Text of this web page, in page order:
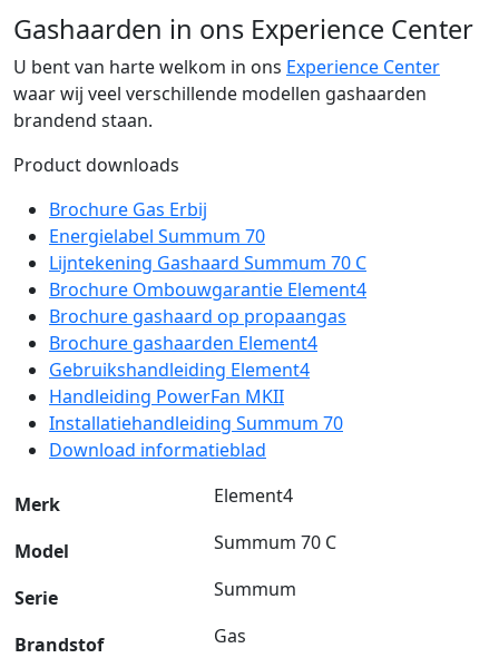
Gashaarden in ons Experience Center
U bent van harte welkom in ons Experience Center
waar wij veel verschillende modellen gashaarden
brandend staan.
Product downloads
Brochure Gas Erbij
Energielabel Summum 70
Lijntekening Gashaard Summum 70 C
Brochure Ombouwgarantie Element4
Brochure gashaard op propaangas
Brochure gashaarden Element4
Gebruikshandleiding Element4
Handleiding PowerFan MKII
Installatiehandleiding Summum 70
Download informatieblad
Merk Element4
Model Summum 70 C
Serie Summum
Brandstof Gas